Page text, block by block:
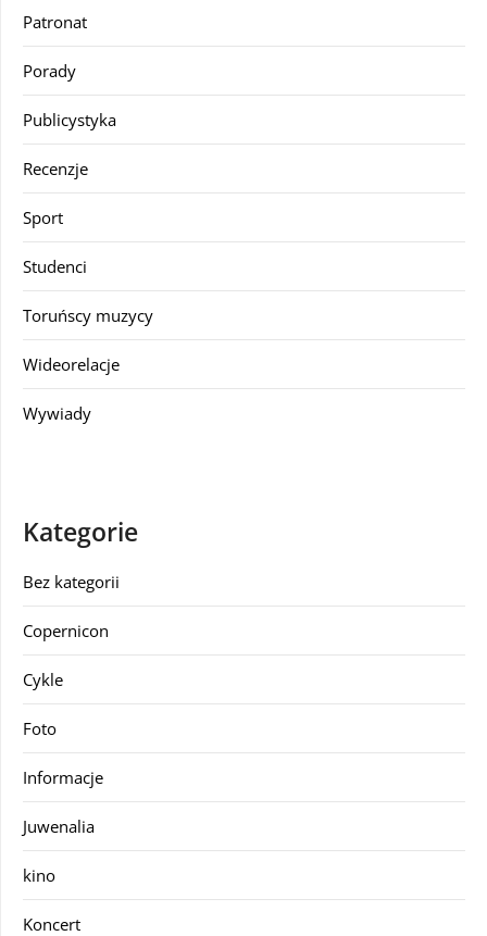
Patronat
Porady
Publicystyka
Recenzje
Sport
Studenci
Toruńscy muzycy
Wideorelacje
Wywiady
Kategorie
Bez kategorii
Copernicon
Cykle
Foto
Informacje
Juwenalia
kino
Koncert